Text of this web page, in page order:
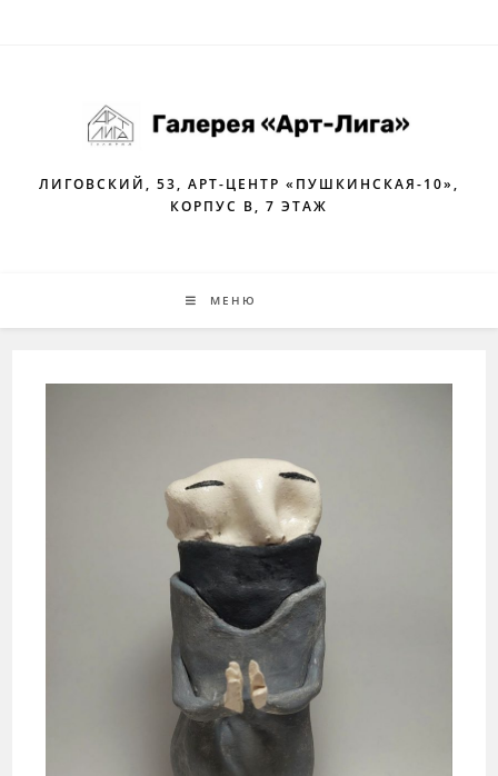
ЛИГОВСКИЙ, 53, АРТ-ЦЕНТР «ПУШКИНСКАЯ-10»,
КОРПУС В, 7 ЭТАЖ
МЕНЮ